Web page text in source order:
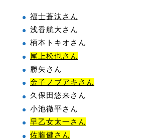
福士蒼汰さん
浅香航大さん
柄本トキオさん
尾上松也さん
勝矢さん
金子ノブアキさん
久保田悠来さん
小池徹平さん
早乙女太一さん
佐藤健さん